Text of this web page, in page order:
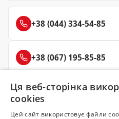
+38 (044) 334-54-85
+38 (067) 195-85-85
+38 (050) 145-85-45
Ця веб-сторінка
cookies
Цей сайт використовує файли